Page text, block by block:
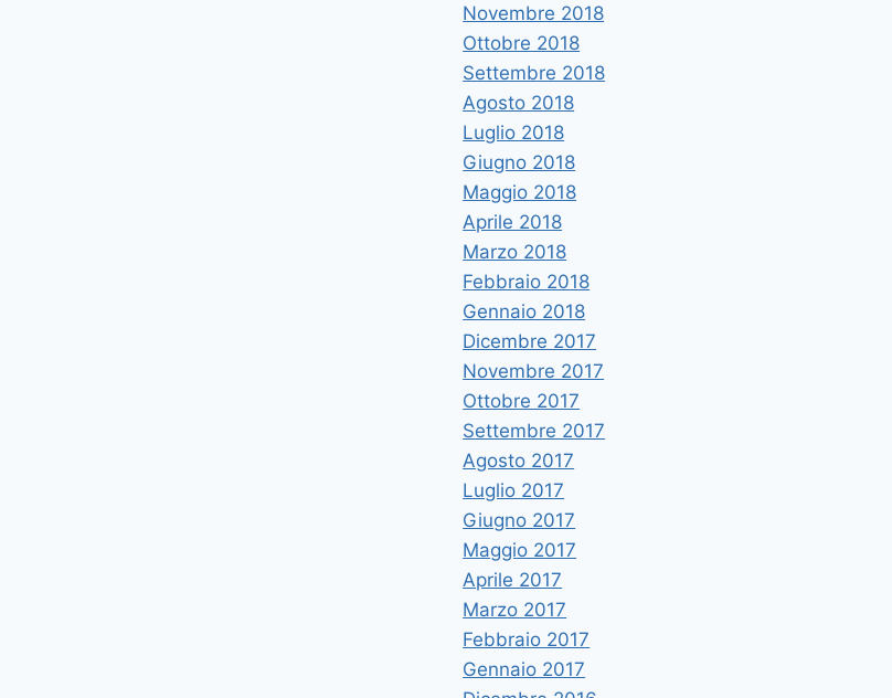
Novembre 2018
Ottobre 2018
Settembre 2018
Agosto 2018
Luglio 2018
Giugno 2018
Maggio 2018
Aprile 2018
Marzo 2018
Febbraio 2018
Gennaio 2018
Dicembre 2017
Novembre 2017
Ottobre 2017
Settembre 2017
Agosto 2017
Luglio 2017
Giugno 2017
Maggio 2017
Aprile 2017
Marzo 2017
Febbraio 2017
Gennaio 2017